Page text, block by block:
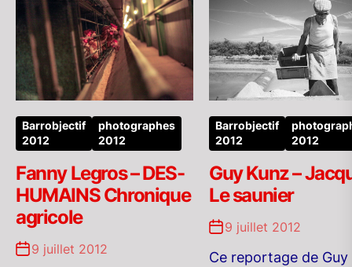
Barrobjectif
2012
photographes
2012
Fanny Legros – DES-
HUMAINS Chronique
agricole
9 juillet 2012
Barrobjectif
2012
2012
Guy Kunz –
Le saunier
9 juillet 2012
Ce reportage de Guy